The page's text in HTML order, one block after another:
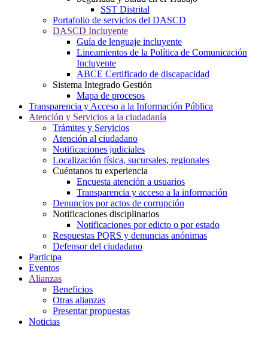
SST Distrital
Portafolio de servicios del DASCD
DASCD Incluyente
Guía de lenguaje incluyente
Lineamientos de la Política de Comunicación
Incluyente
ABCE Certificado de discapacidad
Sistema Integrado Gestión
Mapa de procesos
Transparencia y Acceso a la Información Pública
Atención y Servicios a la ciudadanía
Trámites y Servicios
Atención al ciudadano
Notificaciones judiciales
Localización física, sucursales, regionales
Cuéntanos tu experiencia
Encuesta atención a usuarios
Transparencia y acceso a la información
Denuncios por actos de corrupción
Notificaciones disciplinarios
Notificaciones por edicto o por estado
Respuestas PQRS y denuncias anónimas
Defensor del ciudadano
Participa
Eventos
Alianzas
Beneficios
Otras alianzas
Presentar propuestas
Noticias